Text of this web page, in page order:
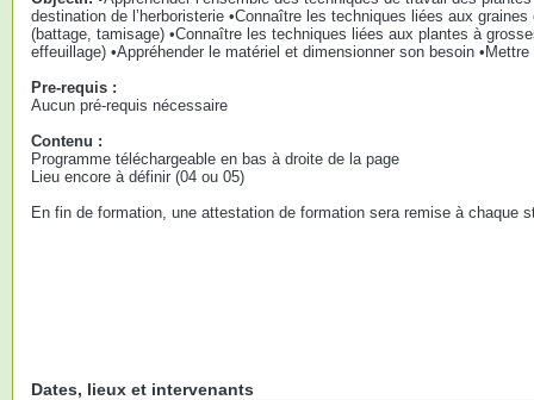
destination de l’herboristerie •Connaître les techniques liées aux
(battage, tamisage) •Connaître les techniques liées aux plantes à
effeuillage) •Appréhender le matériel et dimensionner son besoin
Pre-requis :
Aucun pré-requis nécessaire
Contenu :
Programme téléchargeable en bas à droite de la page
Lieu encore à définir (04 ou 05)
En fin de formation, une attestation de formation sera remise à chaque
Dates, lieux et intervenants